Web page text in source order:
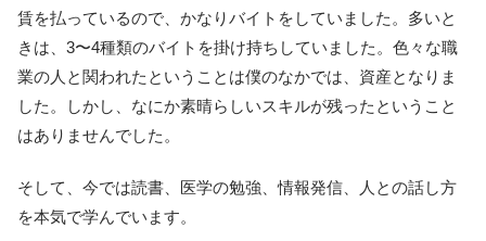
賃を払っているので、かなりバイトをしていました。多いと
きは、3〜4種類のバイトを掛け持ちしていました。色々な職
業の人と関われたということは僕のなかでは、資産となりま
した。しかし、なにか素晴らしいスキルが残ったということ
はありませんでした。
そして、今では読書、医学の勉強、情報発信、人との話し方
を本気で学んでいます。